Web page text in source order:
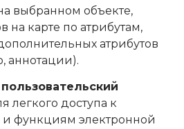
выбранном объекте,
на карте по атрибутам,
атрибутов
аннотации).
легкого доступа к
и функциям электронной